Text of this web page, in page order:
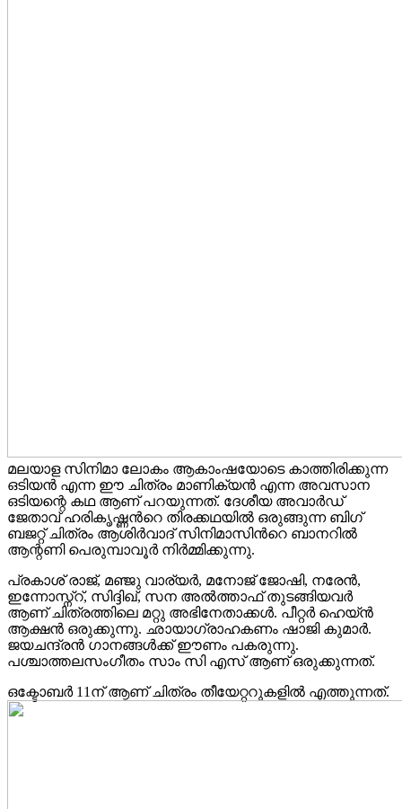
മലയാള സിനിമാ ലോകം ആകാംഷയോടെ കാത്തിരിക്കുന്ന
ഒടിയൻ എന്ന ഈ ചിത്രം മാണിക്യൻ എന്ന അവസാന
ഒടിയന്റെ കഥ ആണ് പറയുന്നത്. ദേശീയ അവാർഡ്
ജേതാവ് ഹരികൃഷ്ണന്‍റെ തിരക്കഥയിൽ ഒരുങ്ങുന്ന ബിഗ്
ബജറ്റ് ചിത്രം ആശിർവാദ് സിനിമാസിന്‍റെ ബാനറിൽ
ആന്റണി പെരുമ്പാവൂർ നിർമ്മിക്കുന്നു.
പ്രകാശ് രാജ്, മഞ്ജു വാര്യർ, മനോജ് ജോഷി, നരേൻ,
ഇന്നോസ്ന്റ്, സിദ്ദിഖ്, സന അൽത്താഫ് തുടങ്ങിയവർ
ആണ് ചിത്രത്തിലെ മറ്റു അഭിനേതാക്കൾ. പീറ്റർ ഹെയ്‌ൻ
ആക്ഷൻ ഒരുക്കുന്നു. ഛായാഗ്രാഹകണം ഷാജി കുമാർ.
ജയചന്ദ്രൻ ഗാനങ്ങൾക്ക് ഈണം പകരുന്നു.
പശ്ചാത്തലസംഗീതം സാം സി എസ് ആണ് ഒരുക്കുന്നത്.
ഒക്ടോബർ 11ന് ആണ് ചിത്രം തീയേറ്ററുകളിൽ എത്തുന്നത്.